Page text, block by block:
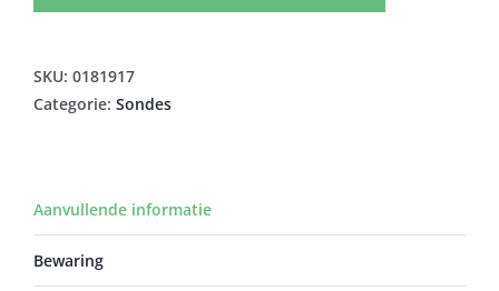
URETR.
20CM
ORANJE
SKU: 0181917
Categorie: Sondes
Aanvullende informatie
Bewaring